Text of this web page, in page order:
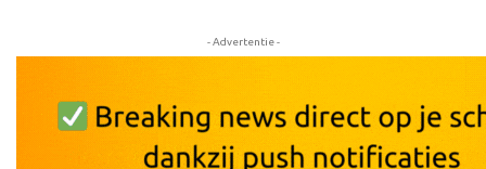
- Advertentie -